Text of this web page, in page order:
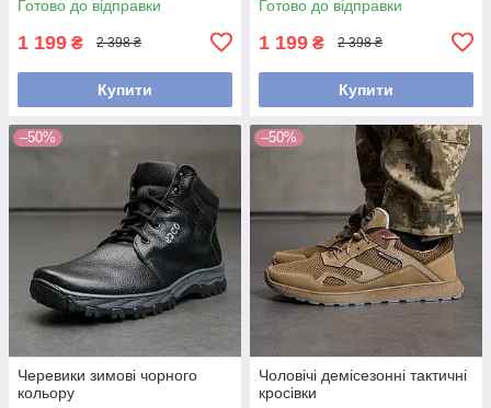
Готово до відправки
1 199 ₴ 2 398 ₴
Купити
Готово до відправки
1 199 ₴ 2 398 ₴
Купити
–50%
Черевики зимові чорного
кольору
–50%
Чоловічі демісезонні тактичні
кросівки